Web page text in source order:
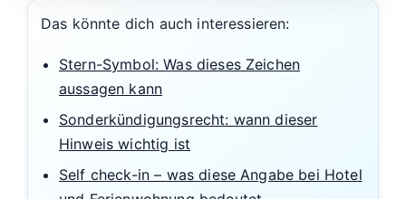
Das könnte dich auch interessieren:
Stern-Symbol: Was dieses Zeichen
aussagen kann
Sonderkündigungsrecht: wann dieser
Hinweis wichtig ist
Self check-in – was diese Angabe bei Hotel